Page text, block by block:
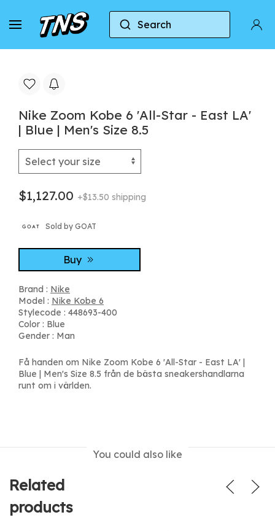
Search
Home Nike Nike Kobe 6 Nike Zoom
Nike Zoom Kobe 6 'All-Star - East LA'
| Blue | Men's Size 8.5
$1,127.00 +$13.50 shipping
Sold by GOAT
Buy
Brand : Nike
Model : Nike Kobe 6
Stylecode : 448693-400
Color : Blue
Gender : Man
Få handen om Nike Zoom Kobe 6 'All-Star - East LA' |
Blue | Men's Size 8.5 från de bästa sneakershandlarna
runt om i världen.
You could also like
Related
products